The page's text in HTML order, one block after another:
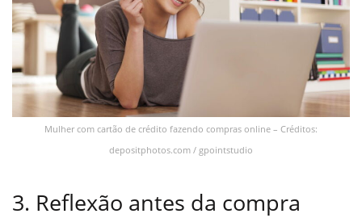
Mulher com cartão de crédito fazendo compras online – Créditos:
depositphotos.com / gpointstudio
3. Reflexão antes da compra